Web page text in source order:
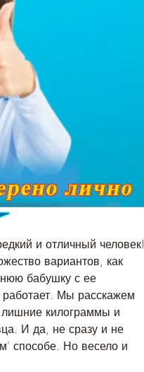
и отличный человек!
вариантов, как
бабушку с ее
Мы расскажем
лишние килограммы и
И да, не сразу и не
способе. Но весело и